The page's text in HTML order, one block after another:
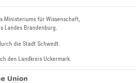
Ministeriums für Wissenschaft,
Landes Brandenburg.
die Stadt Schwedt.
den Landkreis Uckermark.